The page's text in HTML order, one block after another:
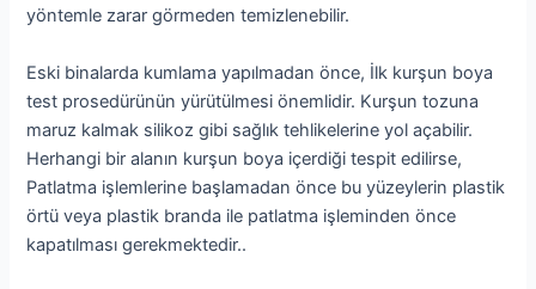
yöntemle zarar görmeden temizlenebilir.
Eski binalarda kumlama yapılmadan önce, İlk kurşun boya
test prosedürünün yürütülmesi önemlidir. Kurşun tozuna
maruz kalmak silikoz gibi sağlık tehlikelerine yol açabilir.
Herhangi bir alanın kurşun boya içerdiği tespit edilirse,
Patlatma işlemlerine başlamadan önce bu yüzeylerin plastik
örtü veya plastik branda ile patlatma işleminden önce
kapatılması gerekmektedir..